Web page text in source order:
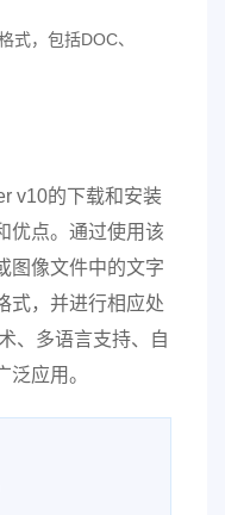
式，包括DOC、
v10的下载和安装
优点。通过使用该
图像文件中的文字
式，并进行相应处
、多语言支持、自
应用。